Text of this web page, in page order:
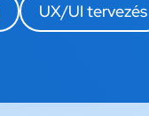
UX/UI tervezés